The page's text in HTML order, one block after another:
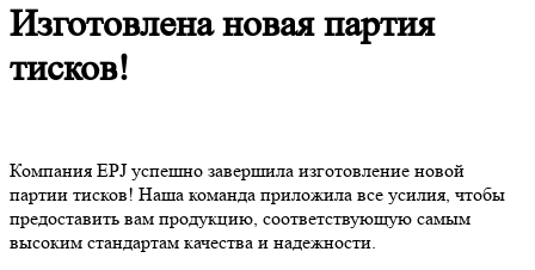
Изготовлена новая партия
тисков!
Компания EPJ успешно завершила изготовление новой
партии тисков! Наша команда приложила все усилия, чтобы
предоставить вам продукцию, соответствующую самым
высоким стандартам качества и надежности.